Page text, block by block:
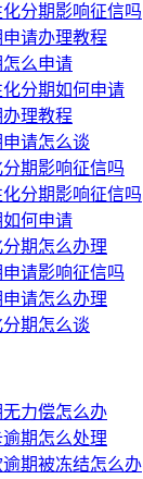
分期影响征信吗
请办理教程
么申请
分期如何申请
理教程
请怎么谈
期影响征信吗
分期影响征信吗
何申请
期怎么办理
请影响征信吗
请怎么办理
期怎么谈
力偿怎么办
期怎么处理
期被冻结怎么办